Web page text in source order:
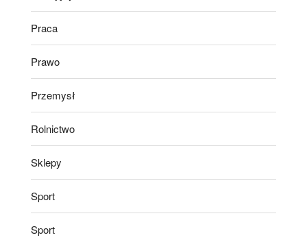
Praca
Prawo
Przemysł
Rolnictwo
Sklepy
Sport
Sport